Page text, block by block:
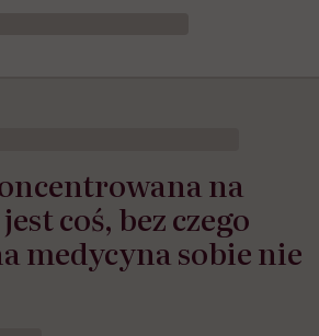
na
coś, bez czego
medycyna sobie nie